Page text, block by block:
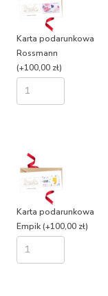
Karta podarunkowa
Rossmann
(+100,00 zł)
Karta podarunkowa
Empik(+100,00 zł)